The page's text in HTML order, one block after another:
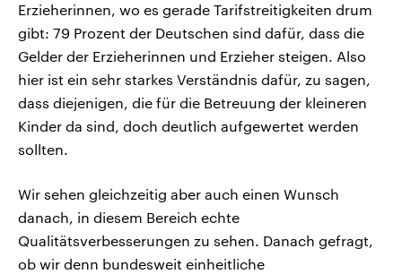
Erzieherinnen, wo es gerade Tarifstreitigkeiten drum
gibt: 79 Prozent der Deutschen sind dafür, dass die
Gelder der Erzieherinnen und Erzieher steigen. Also
hier ist ein sehr starkes Verständnis dafür, zu sagen,
dass diejenigen, die für die Betreuung der kleineren
Kinder da sind, doch deutlich aufgewertet werden
sollten.
Wir sehen gleichzeitig aber auch einen Wunsch
danach, in diesem Bereich echte
Qualitätsverbesserungen zu sehen. Danach gefragt,
ob wir denn bundesweit einheitliche